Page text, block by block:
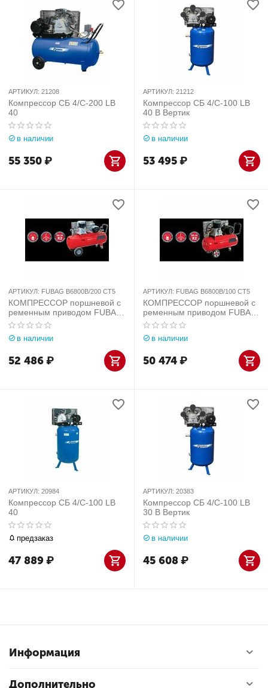
АРТИКУЛ: 21208
Компрессор СБ 4/С-200 LB
40
в наличии
55 350₽
АРТИКУЛ: 21212
Компрессор СБ 4/С-100 LB
40 В Вертик
в наличии
53 495₽
АРТИКУЛ: FUBAG B6800B/200 CT5
КОМПРЕССОР поршневой с
ременным приводом FUBAG
B6800B/200 CT5
в наличии
52 486₽
АРТИКУЛ: FUBAG B6800B/100 CT5
КОМПРЕССОР поршневой с
ременным приводом FUBAG
B6800B/100 CT5
в наличии
50 474₽
АРТИКУЛ: 20984
Компрессор СБ 4/С-100 LB
40
предзаказ
47 889₽
АРТИКУЛ: 20383
Компрессор СБ 4/С-100 LB
30 В Вертик
в наличии
45 608₽
Информация
Дополнительно